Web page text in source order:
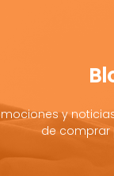
y
de comprar